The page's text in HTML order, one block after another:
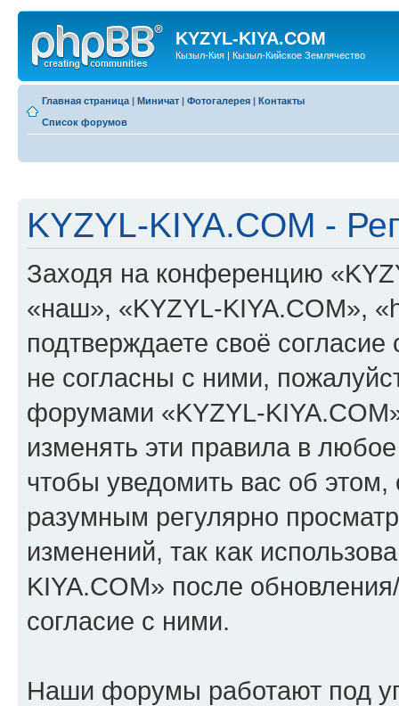
KYZYL-KIYA.COM
Кызыл-Кия | Кызыл-Кийское Землячество
Главная страница | Миничат | Фотогалерея | Контакты
Список форумов
KYZYL-KIYA.COM -
Заходя на конференцию
«наш», «KYZYL-KIYA.COM»,
подтверждаете своё
не согласны с ними,
форумами «KYZYL-
изменять эти правила в
чтобы уведомить вас об
разумным регулярно
изменений, так как
KIYA.COM» после
согласие с ними.
Наши форумы работают под